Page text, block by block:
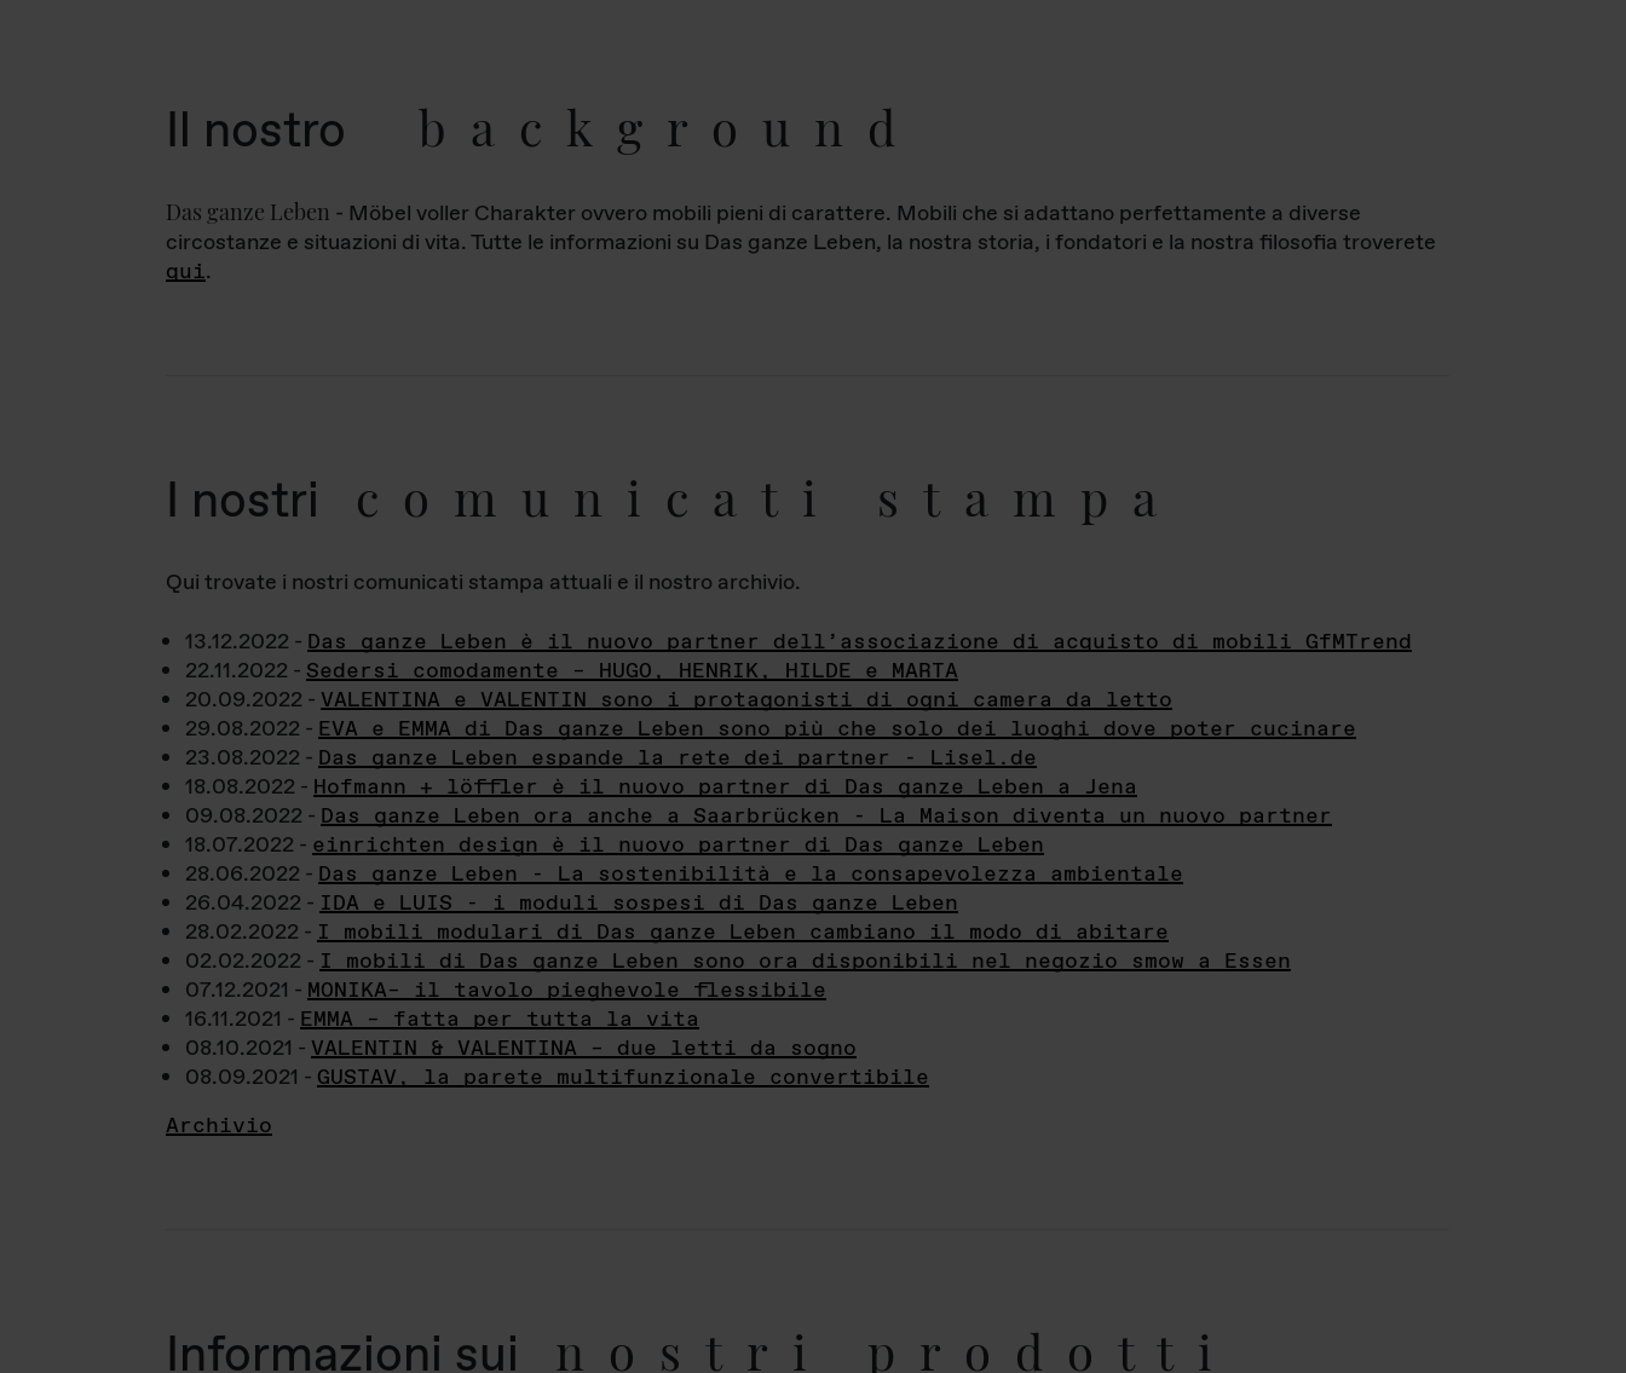
Il nostro background
Das ganze Leben - Möbel voller Charakter ovvero mobili pieni di carattere. Mobili che si adattano perfettamente a diverse
circostanze e situazioni di vita. Tutte le informazioni su Das ganze Leben, la nostra storia, i fondatori e la nostra filosofia troverete
qui.
I nostri comunicati stampa
Qui trovate i nostri comunicati stampa attuali e il nostro archivio.
13.12.2022 - Das ganze Leben è il nuovo partner dell’associazione di acquisto di mobili GfMTrend
22.11.2022 - Sedersi comodamente – HUGO, HENRIK, HILDE e MARTA
20.09.2022 - VALENTINA e VALENTIN sono i protagonisti di ogni camera da letto
29.08.2022 - EVA e EMMA di Das ganze Leben sono più che solo dei luoghi dove poter cucinare
23.08.2022 - Das ganze Leben espande la rete dei partner - Lisel.de
18.08.2022 - Hofmann + löffler è il nuovo partner di Das ganze Leben a Jena
09.08.2022 - Das ganze Leben ora anche a Saarbrücken - La Maison diventa un nuovo partner
18.07.2022 - einrichten design è il nuovo partner di Das ganze Leben
28.06.2022 - Das ganze Leben - La sostenibilità e la consapevolezza ambientale
26.04.2022 - IDA e LUIS - i moduli sospesi di Das ganze Leben
28.02.2022 - I mobili modulari di Das ganze Leben cambiano il modo di abitare
02.02.2022 - I mobili di Das ganze Leben sono ora disponibili nel negozio smow a Essen
07.12.2021 - MONIKA– il tavolo pieghevole flessibile
16.11.2021 - EMMA – fatta per tutta la vita
08.10.2021 - VALENTIN & VALENTINA – due letti da sogno
08.09.2021 - GUSTAV, la parete multifunzionale convertibile
Archivio
Informazioni sui nostri prodotti